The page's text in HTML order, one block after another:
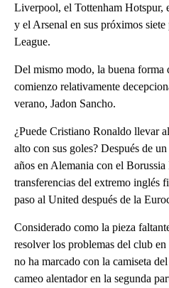
Liverpool, el Tottenham Hotspur,
y el Arsenal en sus próximos
League.
Del mismo modo, la buena forma
comienzo relativamente
verano, Jadon Sancho.
¿Puede Cristiano Ronaldo llevar
alto con sus goles? Después de
años en Alemania con el
transferencias del extremo inglés
paso al United después de la
Considerado como la pieza
resolver los problemas del club
no ha marcado con la camiseta
cameo alentador en la segunda